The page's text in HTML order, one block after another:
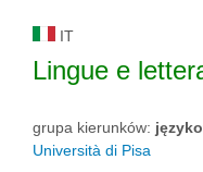
IT
Lingue e
grupa kierunków:
Università di Pisa